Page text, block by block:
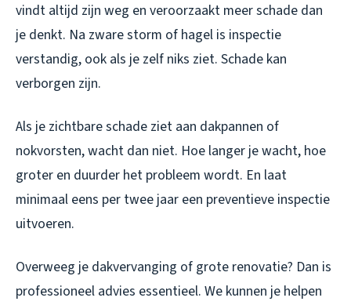
vindt altijd zijn weg en veroorzaakt meer schade dan
je denkt. Na zware storm of hagel is inspectie
verstandig, ook als je zelf niks ziet. Schade kan
verborgen zijn.
Als je zichtbare schade ziet aan dakpannen of
nokvorsten, wacht dan niet. Hoe langer je wacht, hoe
groter en duurder het probleem wordt. En laat
minimaal eens per twee jaar een preventieve inspectie
uitvoeren.
Overweeg je dakvervanging of grote renovatie? Dan is
professioneel advies essentieel. We kunnen je helpen